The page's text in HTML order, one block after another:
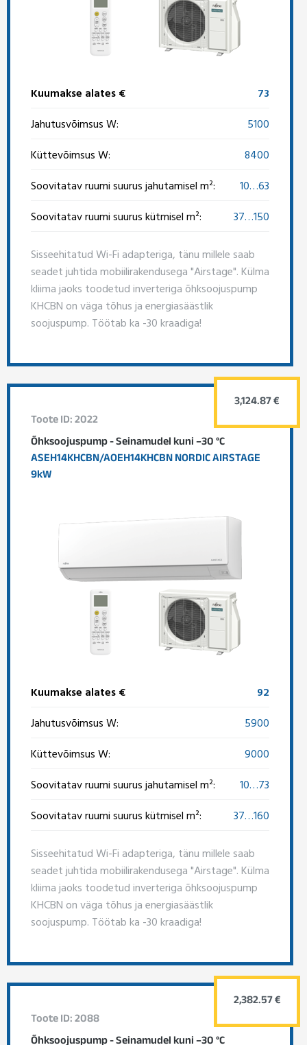
Kuumakse alates €
73
Jahutusvõimsus W:
5100
Küttevõimsus W:
8400
Soovitatav ruumi suurus jahutamisel m²:
10…63
Soovitatav ruumi suurus kütmisel m²:
37…150
Sisseehitatud Wi-Fi adapteriga, tänu millele saab
seadet juhtida mobiilirakendusega "Airstage". Külma
kliima jaoks toodetud inverteriga õhksoojuspump
KHCBN on väga tõhus ja energiasäästlik
soojuspump. Töötab ka -30 kraadiga!
Toote ID: 2022
Õhksoojuspump - Seinamudel kuni –30 °C
ASEH14KHCBN/AOEH14KHCBN NORDIC AIRSTAGE
9kW
Kuumakse alates €
92
Jahutusvõimsus W:
5900
Küttevõimsus W:
9000
Soovitatav ruumi suurus jahutamisel m²:
10…73
Soovitatav ruumi suurus kütmisel m²:
37…160
Sisseehitatud Wi-Fi adapteriga, tänu millele saab
seadet juhtida mobiilirakendusega "Airstage". Külma
kliima jaoks toodetud inverteriga õhksoojuspump
KHCBN on väga tõhus ja energiasäästlik
soojuspump. Töötab ka -30 kraadiga!
3,124.87 €
Toote ID: 2088
2,382.57 €